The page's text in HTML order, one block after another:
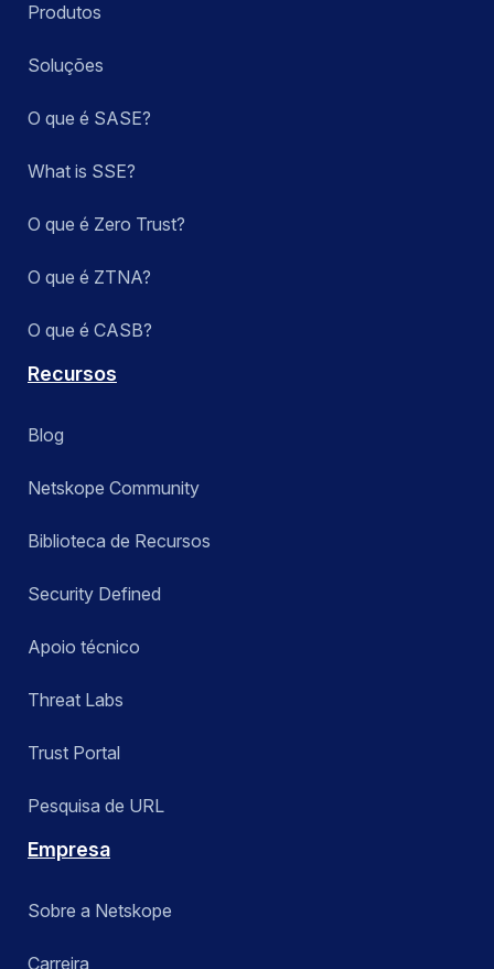
Produtos
Soluções
O que é SASE?
What is SSE?
O que é Zero Trust?
O que é ZTNA?
O que é CASB?
Recursos
Blog
Netskope Community
Biblioteca de Recursos
Security Defined
Apoio técnico
Threat Labs
Trust Portal
Pesquisa de URL
Empresa
Sobre a Netskope
Carreira